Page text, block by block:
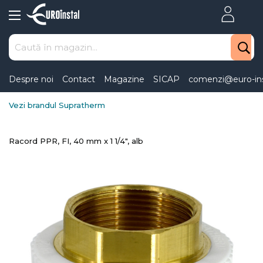
to
Content
Despre noi Contact Magazine SICAP comenzi@euro-
Vezi brandul Supratherm
Racord PPR, FI, 40 mm x 1 1/4", alb